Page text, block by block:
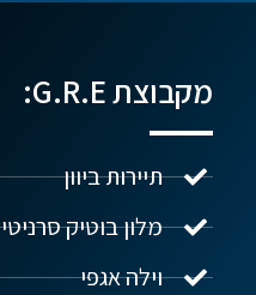
מקבוצת G.R.E:
תיירות ביוון
מלון בוטיק סרניטי
וילה אגפי
נדל"ן ביוון G.R.E